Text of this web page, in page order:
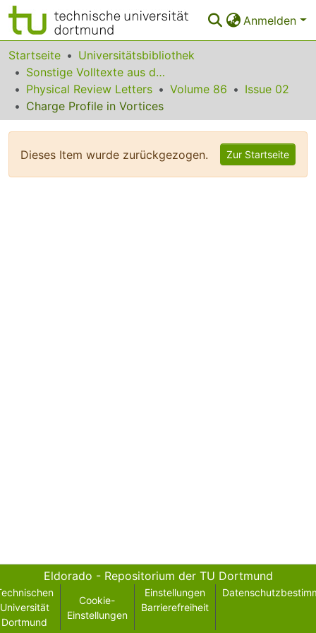
Anmelden
Bereiche & Sammlungen
Das gesamte Repositorium
Statistiken
Startseite
Universitätsbibliothek
Sonstige Volltexte aus dem Bibliotheksangebot
Physical Review Letters
Volume 86
Issue 02
Charge Profile in Vortices
Dieses Item wurde zurückgezogen. Zur Startseite
Eldorado - Repositorium der TU Dortmund
Universität
Dortmund
Cookie-
Einstellungen
Einstellungen
Barrierefreiheit